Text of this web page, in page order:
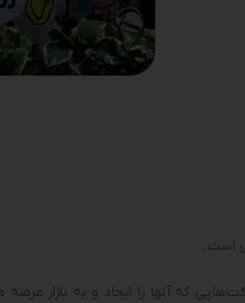
است.
که آنها را ایجاد و به بازار عرضه